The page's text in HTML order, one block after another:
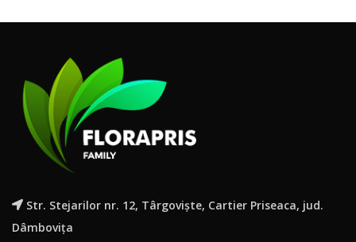
Str. Stejarilor nr. 12, Târgoviște, Cartier Priseaca, jud.
Dâmbovița